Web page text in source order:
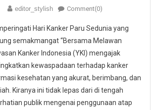
editor_stylish Comment(0)
Hari Kanker Paru Sedunia yang
semakmangat “Bersama Melawan
Kanker Indonesia (YKI) mengajak
kewaspadaan terhadap kanker
kesehatan yang akurat, berimbang, dan
Kiranya ini tidak lepas dari di tengah
publik mengenai penggunaan atap